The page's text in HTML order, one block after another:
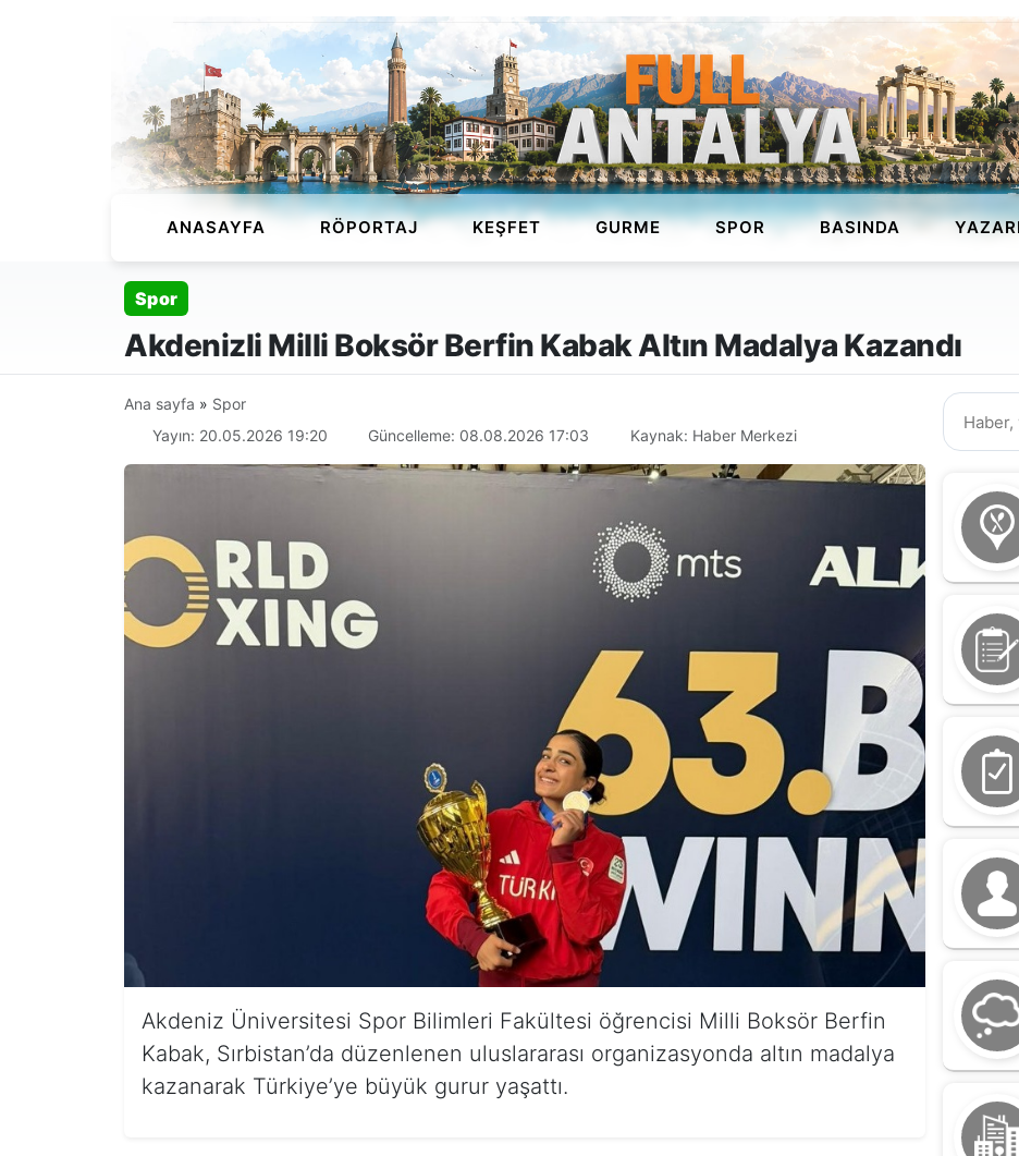
ANASAYFA RÖPORTAJ KEŞFET GURME SPOR BASINDA
Spor
Akdenizli Milli Boksör Berfin Kabak Altın Madalya Kazandı
Ana sayfa » Spor
Yayın: 20.05.2026 19:20
Güncelleme: 08.08.2026 17:03 Kaynak: Haber Merkezi
Akdeniz Üniversitesi Spor Bilimleri Fakültesi öğrencisi Milli Boksör Berfin
Kabak, Sırbistan’da düzenlenen uluslararası organizasyonda altın madalya
kazanarak Türkiye’ye büyük gurur yaşattı.